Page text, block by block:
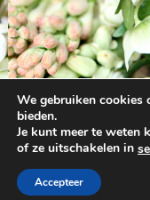
Zo
We gebruiken cookies
bieden.
Je kunt meer te weten
of ze uitschakelen in
Accepteer